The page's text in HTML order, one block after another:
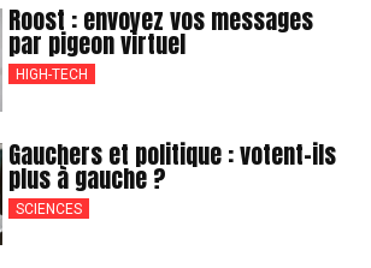
Roost : envoyez vos messages
par pigeon virtuel
HIGH-TECH
Gauchers et politique : votent-ils
plus à gauche ?
SCIENCES